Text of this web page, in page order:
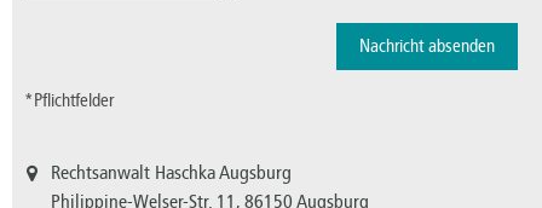
*Pflichtfelder
Rechtsanwalt Haschka Augsburg
Philippine-Welser-Str. 11, 86150 Augsburg